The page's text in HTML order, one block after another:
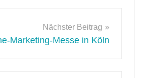
Nächster Beitrag
Marketing-Messe in Köln